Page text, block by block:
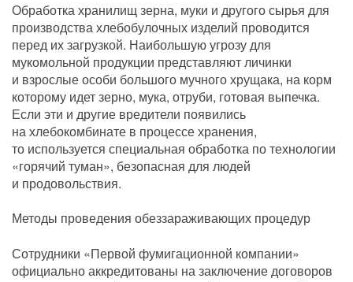
Обработка хранилищ зерна, муки и другого сырья для
производства хлебобулочных изделий проводится
перед их загрузкой. Наибольшую угрозу для
мукомольной продукции представляют личинки
и взрослые особи большого мучного хрущака, на корм
которому идет зерно, мука, отруби, готовая выпечка.
Если эти и другие вредители появились
на хлебокомбинате в процессе хранения,
то используется специальная обработка по технологии
«горячий туман», безопасная для людей
и продовольствия.
Методы проведения обеззараживающих процедур
Сотрудники «Первой фумигационной компании»
официально аккредитованы на заключение договоров